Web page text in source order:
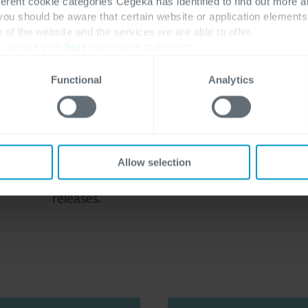
should be aware that certain website or application
the website and the services we are able to offer.
here
Functional Analytics
Allow selection
Continuous Testing
Als u geautomatiseerde tests in de
volledige software delivery pipeline
integreert, zal u onmiddellijk inzicht
krijgen in de bedrijfsrisico’s die
gepaard gaan met mogelijke nieuwe
releases.